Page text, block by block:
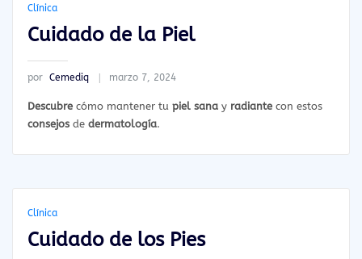
Clínica
Cuidado de la Piel
por Cemediq marzo 7, 2024
Descubrecómo mantener tu piel sanay radiantecon estos
consejosde dermatología.
Clínica
Cuidado de los Pies